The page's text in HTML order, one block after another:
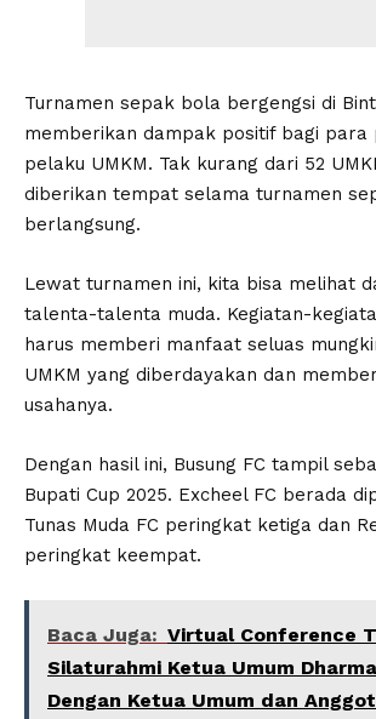
Turnamen sepak bola bergengsi di
memberikan dampak positif bagi para
pelaku UMKM. Tak kurang dari 52
diberikan tempat selama turnamen
berlangsung.
Lewat turnamen ini, kita bisa melihat
talenta-talenta muda. Kegiatan-
harus memberi manfaat seluas
UMKM yang diberdayakan dan
usahanya.
Dengan hasil ini, Busung FC tampil
Bupati Cup 2025. Excheel FC berada
Tunas Muda FC peringkat ketiga dan
peringkat keempat.
Baca Juga: Virtual Conference
Silaturahmi Ketua Umum
Dengan Ketua Umum dan